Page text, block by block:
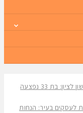
פגיעת רכב בראשון לציון: בת 33 נפצעה
לעסקים בעיר: הנחות